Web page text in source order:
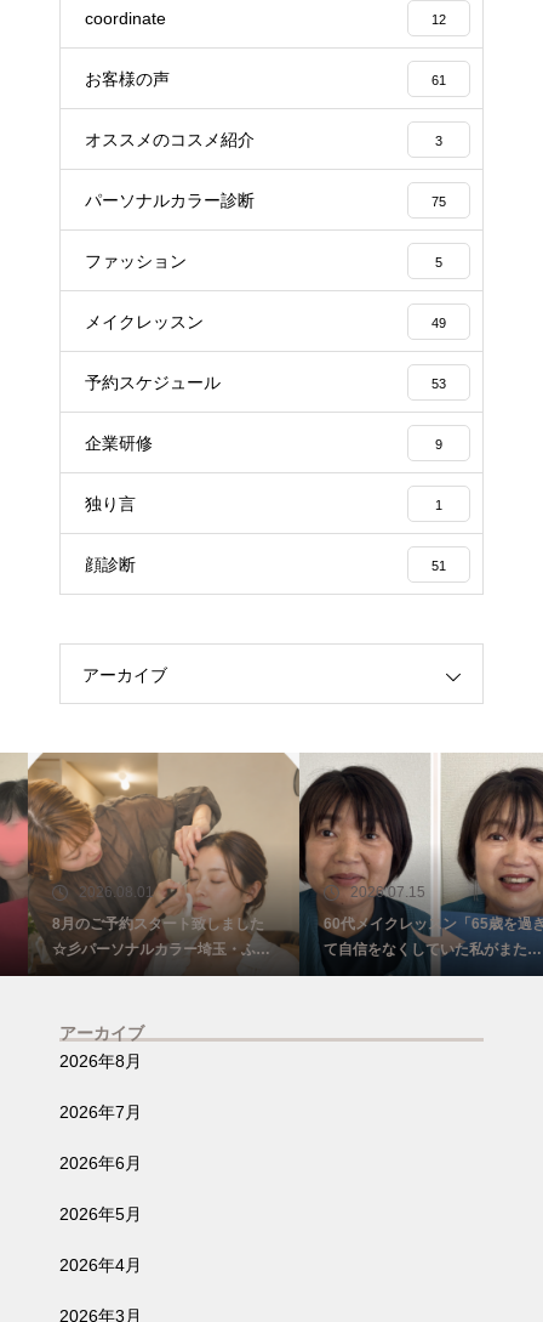
coordinate 12
お客様の声 61
オススメのコスメ紹介 3
パーソナルカラー診断 75
ファッション 5
メイクレッスン 49
予約スケジュール 53
企業研修 9
独り言 1
顔診断 51
アーカイブ
2026.08.01
8月のご予約スタート致しました
☆彡パーソナルカラー埼玉・ふじ
み野
2026.07.15
60代メイクレッスン「65歳を過ぎ
て自信をなくしていた私がまた少
し前を向けました☺️埼玉・ふじみ
アーカイブ
2026年8月
2026年7月
2026年6月
2026年5月
2026年4月
2026年3月